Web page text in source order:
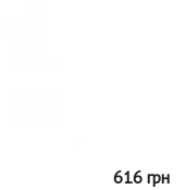
616 грн